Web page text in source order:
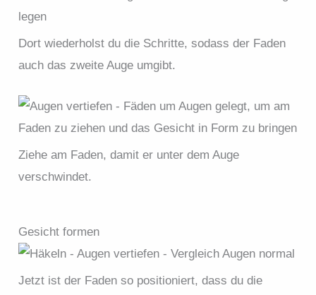
Dort wiederholst du die Schritte, sodass der Faden
auch das zweite Auge umgibt.
Ziehe am Faden, damit er unter dem Auge
verschwindet.
Gesicht formen
Jetzt ist der Faden so positioniert, dass du die